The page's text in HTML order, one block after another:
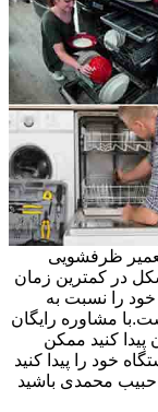
ظرفشویی
در کمترین زمان
را نسبت به
مشاوره رایگان
پیدا کنید ممکن
خود را پیدا کنید